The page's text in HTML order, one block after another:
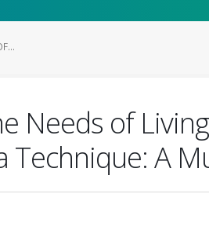
Needs of
A